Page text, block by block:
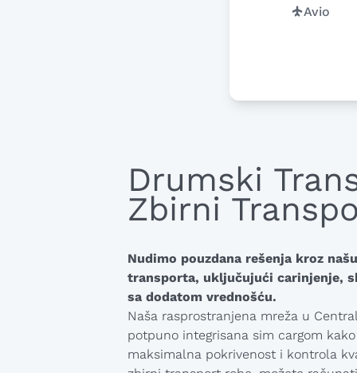
Avio
Drumski
Zbirni
Nudimo pouzdana rešenja kroz
transporta, uključujući carinjenje,
sa dodatom vrednošću.
Naša rasprostranjena mreža u
potpuno integrisana sim cargom
maksimalna pokrivenost i kontrola